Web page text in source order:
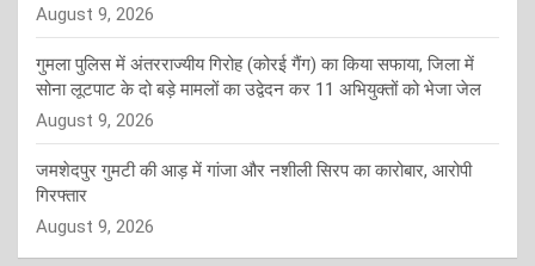
August 9, 2026
गुमला पुलिस में अंतरराज्यीय गिरोह (कोरई गैंग) का किया सफाया, जिला में
सोना लूटपाट के दो बड़े मामलों का उद्वेदन कर 11 अभियुक्तों को भेजा जेल
August 9, 2026
जमशेदपुर गुमटी की आड़ में गांजा और नशीली सिरप का कारोबार, आरोपी
गिरफ्तार
August 9, 2026